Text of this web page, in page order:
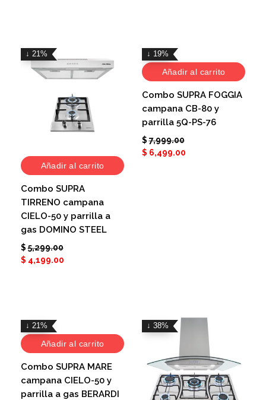
↓ 21%
Añadir al carrito
Combo SUPRA
TIRRENO campana
CIELO-50 y parrilla a
gas DOMINO STEEL
$ 5,299.00
$ 4,199.00
↓ 19%
Añadir al carrito
Combo SUPRA FOGGIA
campana CB-80 y
parrilla 5Q-PS-76
$ 7,999.00
$ 6,499.00
↓ 21%
Añadir al carrito
Combo SUPRA MARE
campana CIELO-50 y
parrilla a gas BERARDI
↓ 38%